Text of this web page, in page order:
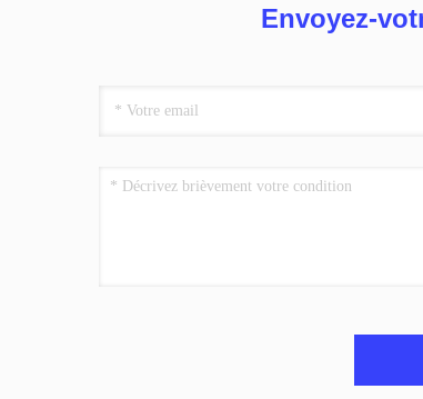
Envoyez-